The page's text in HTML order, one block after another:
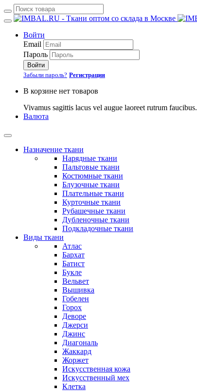
Войти
Email
Пароль
Войти
Забыли пароль? Регистрация
В корзине нет товаров
Vivamus sagittis lacus vel augue laoreet rutrum faucibus.
Валюта
Назначение ткани
Нарядные ткани
Пальтовые ткани
Костюмные ткани
Блузочные ткани
Плательные ткани
Курточные ткани
Рубашечные ткани
Дубленочные ткани
Подкладочные ткани
Виды ткани
Атлас
Бархат
Батист
Букле
Вельвет
Вышивка
Гобелен
Горох
Деворе
Джерси
Джинс
Диагональ
Жаккард
Жоржет
Искусственная кожа
Искусственный мех
Клетка